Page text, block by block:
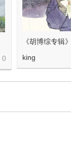
《胡博综专辑
king
0